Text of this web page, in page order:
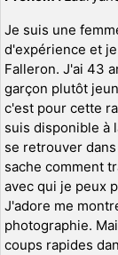
Je suis une
d'expérience et
Falleron. J'ai 43
garçon plutôt
c'est pour cette
suis disponible à
se retrouver
sache comment
avec qui je peux
J'adore me
photographie.
coups rapides